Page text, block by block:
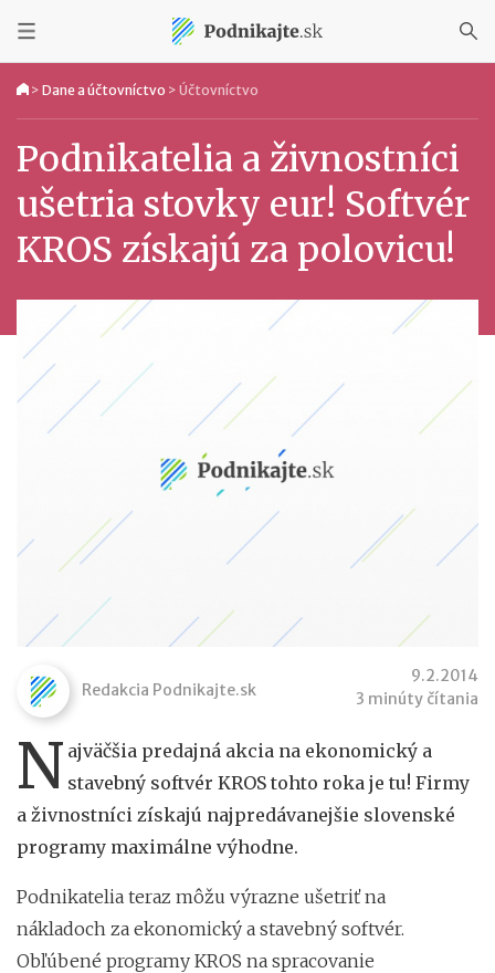
> Dane a účtovníctvo > Účtovníctvo
Podnikatelia a živnostníci
ušetria stovky eur! Softvér
KROS získajú za polovicu!
Redakcia Podnikajte.sk
9.2.2014
3 minúty čítania
N ajväčšia predajná akcia na ekonomický a
stavebný softvér KROS tohto roka je tu! Firmy
a živnostníci získajú najpredávanejšie slovenské
programy maximálne výhodne.
Podnikatelia teraz môžu výrazne ušetriť na
nákladoch za ekonomický a stavebný softvér.
Obľúbené programy KROS na spracovanie